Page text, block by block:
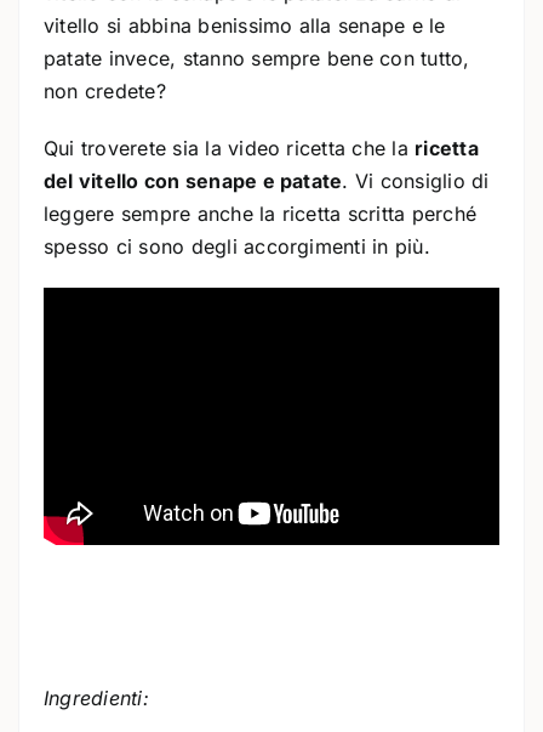
vitello si abbina benissimo alla senape e le
patate invece, stanno sempre bene con tutto,
non credete?
Qui troverete sia la video ricetta che la ricetta
del vitello con senape e patate. Vi consiglio di
leggere sempre anche la ricetta scritta perché
spesso ci sono degli accorgimenti in più.
Ingredienti: